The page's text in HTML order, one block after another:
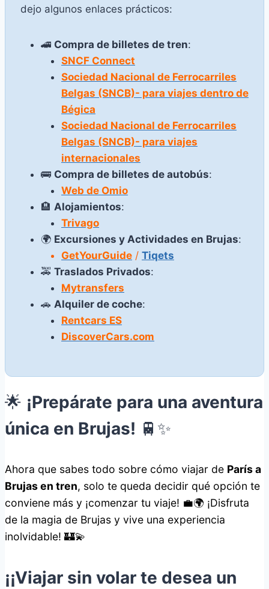
dejo algunos enlaces prácticos:
🚄 Compra de billetes de tren:
SNCF Connect
Sociedad Nacional de Ferrocarriles
Belgas (SNCB)- para viajes dentro de
Bégica
Sociedad Nacional de Ferrocarriles
Belgas (SNCB)- para viajes
internacionales
🚌 Compra de billetes de autobús:
Web de Omio
🏨 Alojamientos:
Trivago
🌍 Excursiones y Actividades en Brujas:
GetYourGuide / Tiqets
🚕 Traslados Privados:
Mytransfers
🚗 Alquiler de coche:
Rentcars ES
DiscoverCars.com
🌟 ¡Prepárate para una aventura
única en Brujas! 🚆✨
Ahora que sabes todo sobre cómo viajar de París a
Brujas en tren, solo te queda decidir qué opción te
conviene más y ¡comenzar tu viaje! 💼🌍 ¡Disfruta
de la magia de Brujas y vive una experiencia
inolvidable! 🏰💫
¡¡Viajar sin volar te desea un